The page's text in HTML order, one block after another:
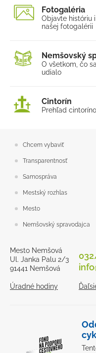
Fotogaléria
Objavte históriu
našej fotogalérii
Nemšovský
O všetkom, čo
udialo
Cintorín
Prehľad
Chcem vybaviť
Transparentnosť
Samospráva
Mestský rozhlas
Mesto
Nemšovský spravodajca
Mesto Nemšová
Ul. Janka Palu 2/3
91441 Nemšová
Úradné hodiny